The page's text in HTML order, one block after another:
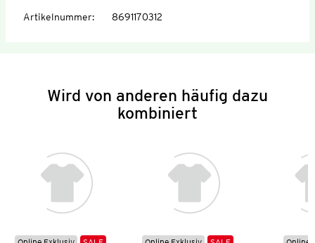
Artikelnummer: 8691170312
Wird von anderen häufig dazu
kombiniert